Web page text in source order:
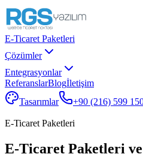
E-Ticaret Paketleri
Çözümler
Entegrasyonlar
ReferanslarBlogİletişim
Tasarımlar
+90 (216) 599
E-Ticaret Paketleri
E-Ticaret Paketleri